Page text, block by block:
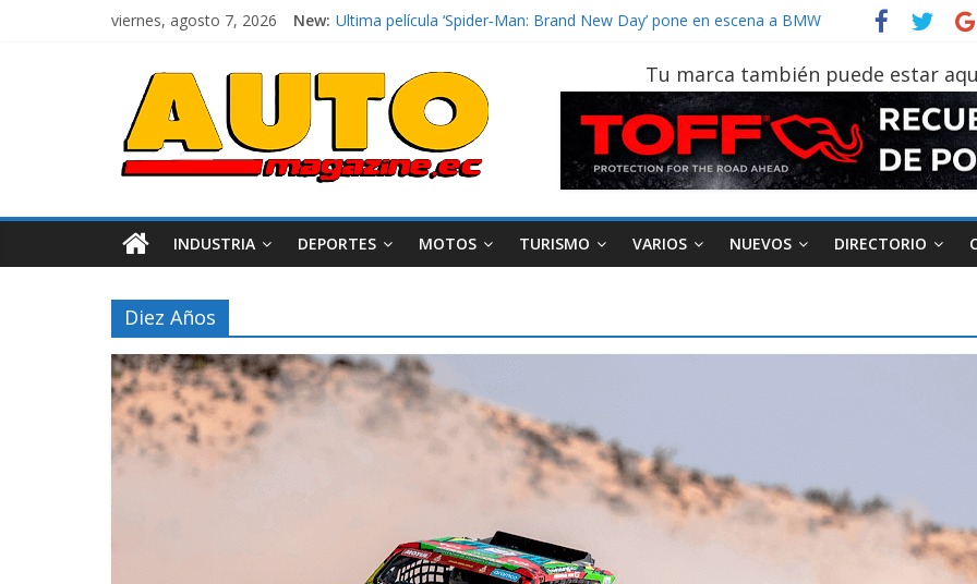
viernes, agosto 7, 2026 New: Ultima película ‘Spider‑Man: Brand New Day’ pone en escena a BMW
La Vuelta al Ecuador 2026, edición 47ª, recorre 7 provincias en 8 días
La FEDAK recibe 12 Sinotruk Bolden para cubrir las rutas de La Vuelta
El costo de tener un vehículo gana protagonismo a la hora de decidir
Tu marca también puede estar
INDUSTRIA DEPORTES MOTOS TURISMO VARIOS NUEVOS DIRECTORIO
Diez Años
Movilidad Varios Varios
¿Qué puede pasar con tu
vehículo si permanece
varios días sin usar?
Campaña busca cambiar
destino de los
en la región